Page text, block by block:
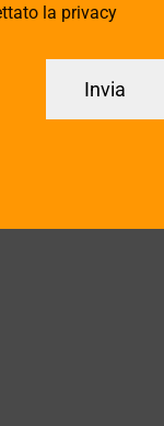
la privacy